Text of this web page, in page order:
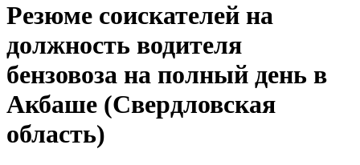
Резюме соискателей на
должность водителя
бензовоза на полный день в
Акбаше (Свердловская
область)